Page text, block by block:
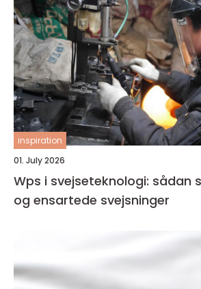
inspiration
01. July 2026
Wps i svejseteknologi: sådan
og ensartede svejsninger